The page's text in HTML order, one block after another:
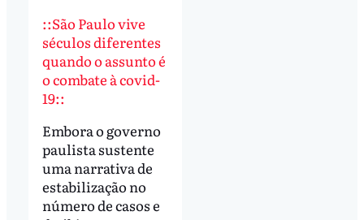
::São Paulo vive
séculos diferentes
quando o assunto é
o combate à covid-
19::
Embora o governo
paulista sustente
uma narrativa de
estabilização no
número de casos e